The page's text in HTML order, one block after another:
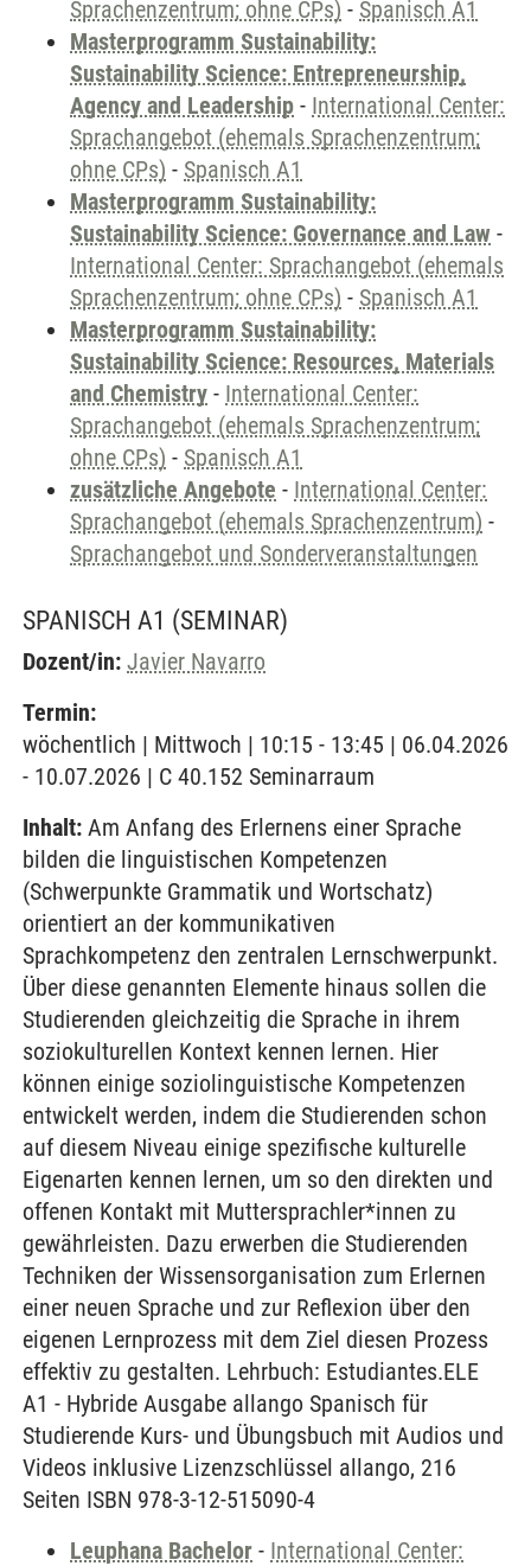
Sprachenzentrum; ohne CPs) - Spanisch A1
Masterprogramm Sustainability:
Sustainability Science: Entrepreneurship,
Agency and Leadership - International Center:
Sprachangebot (ehemals Sprachenzentrum;
ohne CPs) - Spanisch A1
Masterprogramm Sustainability:
Sustainability Science: Governance and Law -
International Center: Sprachangebot (ehemals
Sprachenzentrum; ohne CPs) - Spanisch A1
Masterprogramm Sustainability:
Sustainability Science: Resources, Materials
and Chemistry - International Center:
Sprachangebot (ehemals Sprachenzentrum;
ohne CPs) - Spanisch A1
zusätzliche Angebote - International Center:
Sprachangebot (ehemals Sprachenzentrum) -
Sprachangebot und Sonderveranstaltungen
SPANISCH A1 (SEMINAR)
Dozent/in: Javier Navarro
Termin:
wöchentlich | Mittwoch | 10:15 - 13:45 | 06.04.2026
- 10.07.2026 | C 40.152 Seminarraum
Inhalt: Am Anfang des Erlernens einer Sprache
bilden die linguistischen Kompetenzen
(Schwerpunkte Grammatik und Wortschatz)
orientiert an der kommunikativen
Sprachkompetenz den zentralen Lernschwerpunkt.
Über diese genannten Elemente hinaus sollen die
Studierenden gleichzeitig die Sprache in ihrem
soziokulturellen Kontext kennen lernen. Hier
können einige soziolinguistische Kompetenzen
entwickelt werden, indem die Studierenden schon
auf diesem Niveau einige spezifische kulturelle
Eigenarten kennen lernen, um so den direkten und
offenen Kontakt mit Muttersprachler*innen zu
gewährleisten. Dazu erwerben die Studierenden
Techniken der Wissensorganisation zum Erlernen
einer neuen Sprache und zur Reflexion über den
eigenen Lernprozess mit dem Ziel diesen Prozess
effektiv zu gestalten. Lehrbuch: Estudiantes.ELE
A1 - Hybride Ausgabe allango Spanisch für
Studierende Kurs- und Übungsbuch mit Audios und
Videos inklusive Lizenzschlüssel allango, 216
Seiten ISBN 978-3-12-515090-4
Leuphana Bachelor - International Center: